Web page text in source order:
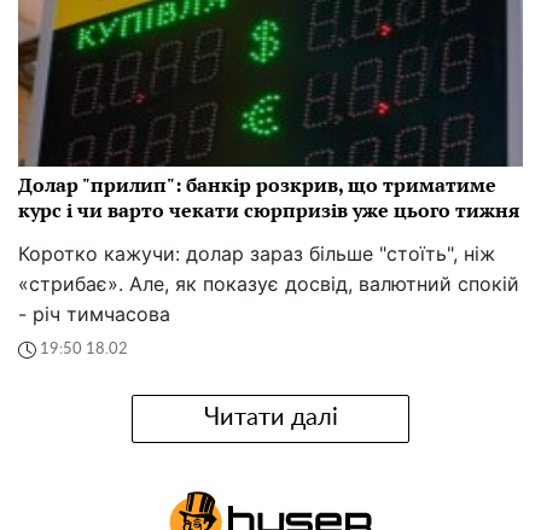
Долар "прилип": банкір розкрив, що триматиме
курс і чи варто чекати сюрпризів уже цього тижня
Коротко кажучи: долар зараз більше "стоїть", ніж
«стрибає». Але, як показує досвід, валютний спокій
- річ тимчасова
19:50 18.02
Читати далі